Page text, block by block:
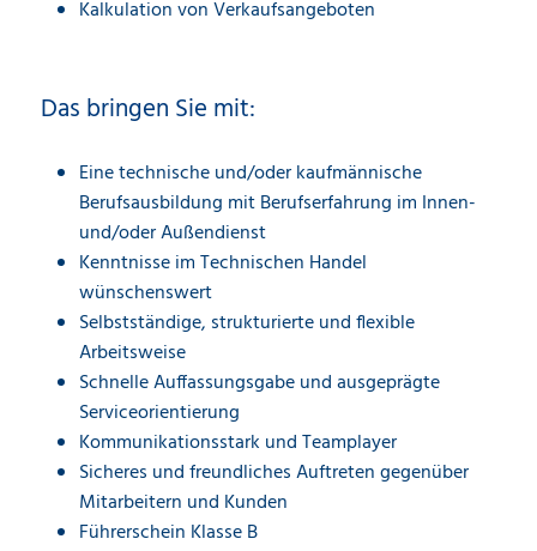
Kalkulation von Verkaufsangeboten
Das bringen Sie mit:
Eine technische und/oder kaufmännische
Berufsausbildung mit Berufserfahrung im Innen-
und/oder Außendienst
Kenntnisse im Technischen Handel
wünschenswert
Selbstständige, strukturierte und flexible
Arbeitsweise
Schnelle Auffassungsgabe und ausgeprägte
Serviceorientierung
Kommunikationsstark und Teamplayer
Sicheres und freundliches Auftreten gegenüber
Mitarbeitern und Kunden
Führerschein Klasse B